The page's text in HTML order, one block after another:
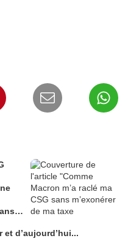
d’aujourd’hui...